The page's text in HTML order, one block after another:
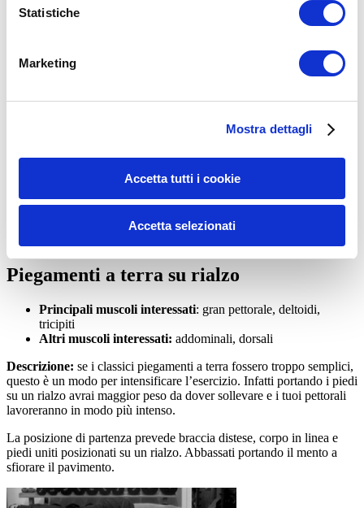
Statistiche
Marketing
Mostra dettagli
Accetta tutti i cookie
Accetta selezionati
Piegamenti a terra su rialzo
Principali muscoli interessati: gran pettorale, deltoidi,
tricipiti
Altri muscoli interessati: addominali, dorsali
Descrizione: se i classici piegamenti a terra fossero troppo semplici,
questo è un modo per intensificare l’esercizio. Infatti portando i piedi
su un rialzo avrai maggior peso da dover sollevare e i tuoi pettorali
lavoreranno in modo più intenso.
La posizione di partenza prevede braccia distese, corpo in linea e
piedi uniti posizionati su un rialzo. Abbassati portando il mento a
sfiorare il pavimento.